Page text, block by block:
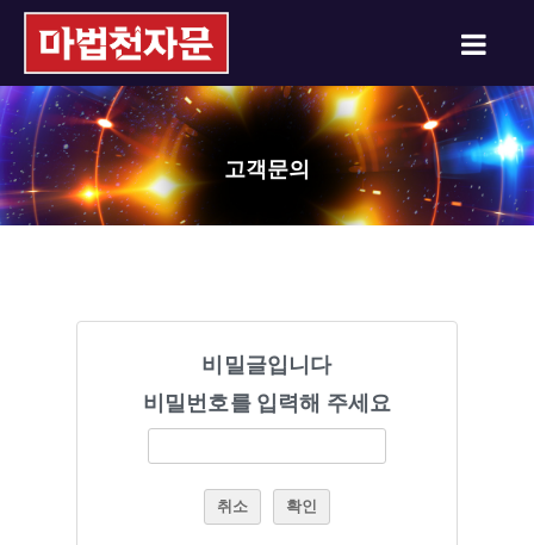
고객문의
비밀글입니다
비밀번호를 입력해 주세요
취소 확인